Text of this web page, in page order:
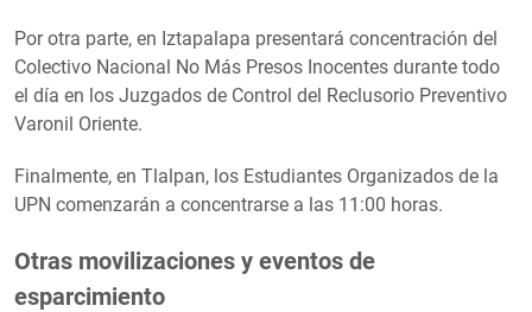
Por otra parte, en Iztapalapa presentará concentración del
Colectivo Nacional No Más Presos Inocentes durante todo
el día en los Juzgados de Control del Reclusorio Preventivo
Varonil Oriente.
Finalmente, en Tlalpan, los Estudiantes Organizados de la
UPN comenzarán a concentrarse a las 11:00 horas.
Otras movilizaciones y eventos de
esparcimiento